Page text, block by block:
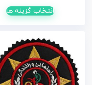
انتخاب گزینه ها